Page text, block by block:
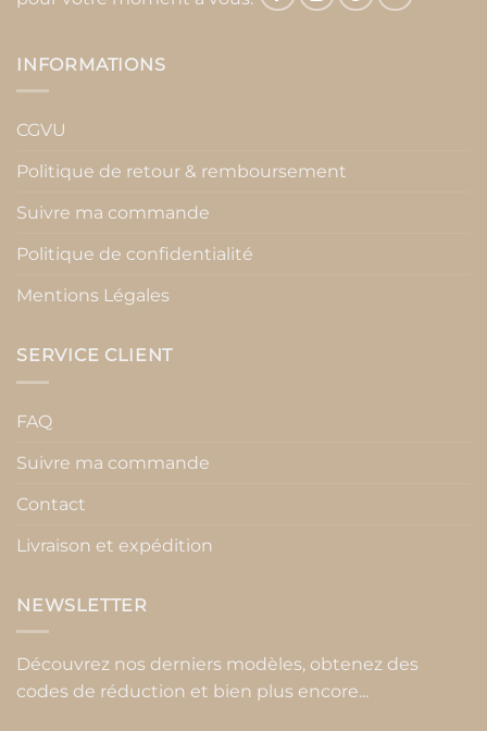
INFORMATIONS
CGVU
Politique de retour & remboursement
Suivre ma commande
Politique de confidentialité
Mentions Légales
SERVICE CLIENT
FAQ
Suivre ma commande
Contact
Livraison et expédition
NEWSLETTER
Découvrez nos derniers modèles, obtenez des
codes de réduction et bien plus encore...